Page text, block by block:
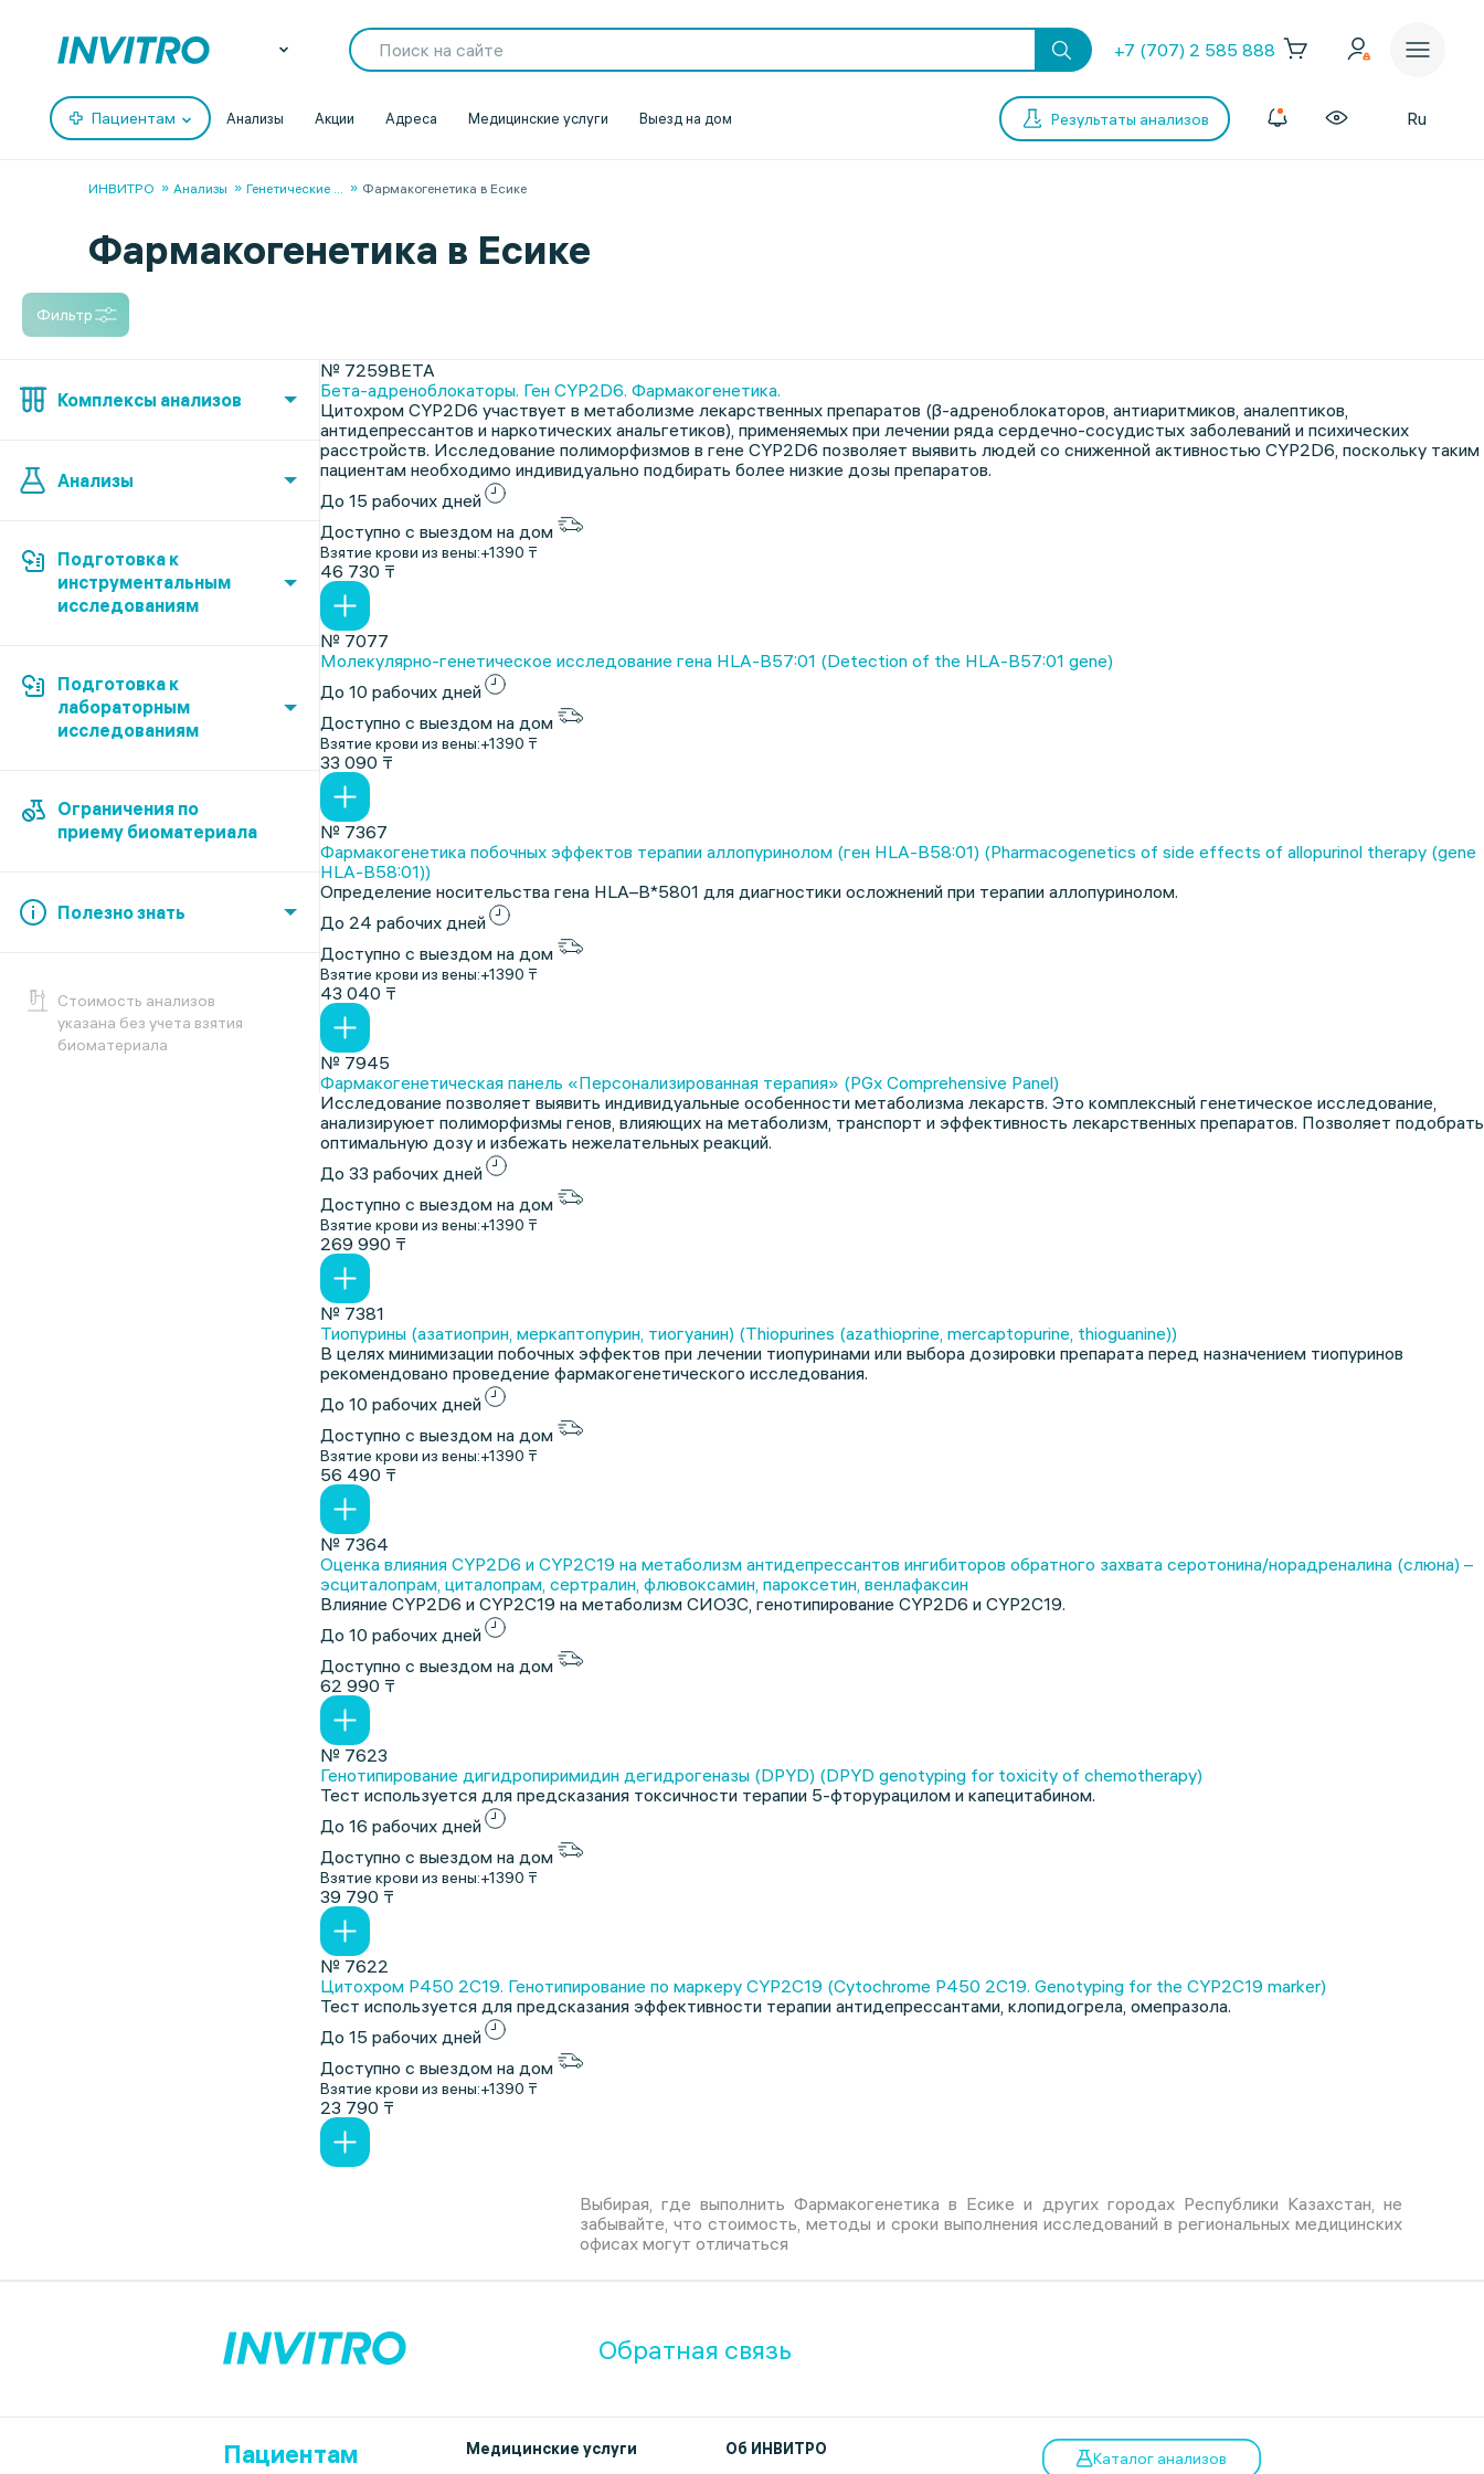
+7 (707) 2 585 888
Пациентам Анализы Акции Адреса Медицинские услуги Выезд на дом Результаты анализов Ru
ИНВИТРО Анализы Генетические ... Фармакогенетика в Есике
Фармакогенетика в Есике
Фильтр
Комплексы анализов
Анализы
Подготовка к
инструментальным
исследованиям
Подготовка к
лабораторным
исследованиям
Ограничения по
приему биоматериала
Полезно знать
Cтоимость анализов
указана без учета взятия
биоматериала
№ 7259BETA
Бета-адреноблокаторы. Ген CYP2D6. Фармакогенетика.
Цитохром CYP2D6 участвует в метаболизме лекарственных препаратов (β-адреноблокаторов, антиаритмиков, аналептиков,
антидепрессантов и наркотических анальгетиков), применяемых при лечении ряда сердечно-сосудистых заболеваний и психических
расстройств. Исследование полиморфизмов в гене CYP2D6 позволяет выявить людей со сниженной активностью CYP2D6, поскольку таким
пациентам необходимо индивидуально подбирать более низкие дозы препаратов.
До 15 рабочих дней
Доступно с выездом на дом
Взятие крови из вены:+1390 ₸
46 730 ₸
№ 7077
Молекулярно-генетическое исследование гена HLA-B57:01 (Detection of the HLA-B57:01 gene)
До 10 рабочих дней
Доступно с выездом на дом
Взятие крови из вены:+1390 ₸
33 090 ₸
№ 7367
Фармакогенетика побочных эффектов терапии аллопуринолом (ген HLA-B58:01) (Pharmacogenetics of side effects of allopurinol therapy (gene
HLA-B58:01))
Определение носительства гена HLA–B*5801 для диагностики осложнений при терапии аллопуринолом.
До 24 рабочих дней
Доступно с выездом на дом
Взятие крови из вены:+1390 ₸
43 040 ₸
№ 7945
Фармакогенетическая панель «Персонализированная терапия» (PGx Comprehensive Panel)
Исследование позволяет выявить индивидуальные особенности метаболизма лекарств. Это комплексный генетическое исследование,
анализируюет полиморфизмы генов, влияющих на метаболизм, транспорт и эффективность лекарственных препаратов. Позволяет подобрать
оптимальную дозу и избежать нежелательных реакций.
До 33 рабочих дней
Доступно с выездом на дом
Взятие крови из вены:+1390 ₸
269 990 ₸
№ 7381
Тиопурины (азатиоприн, меркаптопурин, тиогуанин) (Thiopurines (azathioprine, mercaptopurine, thioguanine))
В целях минимизации побочных эффектов при лечении тиопуринами или выбора дозировки препарата перед назначением тиопуринов
рекомендовано проведение фармакогенетического исследования.
До 10 рабочих дней
Доступно с выездом на дом
Взятие крови из вены:+1390 ₸
56 490 ₸
№ 7364
Оценка влияния CYP2D6 и CYP2C19 на метаболизм антидепрессантов ингибиторов обратного захвата серотонина/норадреналина (слюна) –
эсциталопрам, циталопрам, сертралин, флювоксамин, пароксетин, венлафаксин
Влияние CYP2D6 и CYP2C19 на метаболизм СИОЗС, генотипирование CYP2D6 и CYP2C19.
До 10 рабочих дней
Доступно с выездом на дом
62 990 ₸
№ 7623
Генотипирование дигидропиримидин дегидрогеназы (DPYD) (DPYD genotyping for toxicity of chemotherapy)
Тест используется для предсказания токсичности терапии 5-фторурацилом и капецитабином.
До 16 рабочих дней
Доступно с выездом на дом
Взятие крови из вены:+1390 ₸
39 790 ₸
№ 7622
Цитохром P450 2C19. Генотипирование по маркеру CYP2C19 (Cytochrome P450 2C19. Genotyping for the CYP2C19 marker)
Тест используется для предсказания эффективности терапии антидепрессантами, клопидогрела, омепразола.
До 15 рабочих дней
Доступно с выездом на дом
Взятие крови из вены:+1390 ₸
23 790 ₸
Выбирая, где выполнить Фармакогенетика в Есике и других городах Республики Казахстан, не
забывайте, что стоимость, методы и сроки выполнения исследований в региональных медицинских
офисах могут отличаться
Обратная связь
Пациентам
Медицинские услуги Об ИНВИТРО Каталог анализов